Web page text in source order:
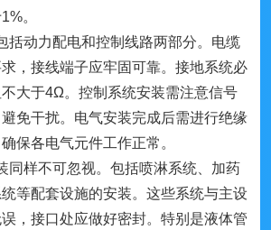
。
动力配电和控制线路两部分。电缆
，接线端子应牢固可靠。接地系统必
大于4Ω。控制系统安装需注意信号
免干扰。电气安装完成后需进行绝缘
保各电气元件工作正常。
样不可忽视。包括喷淋系统、加药
等配套设施的安装。这些系统与主设
，接口处应做好密封。特别是液体管